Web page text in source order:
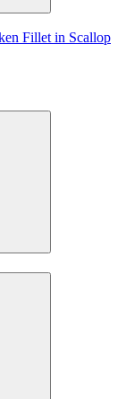
Fillet in Scallop